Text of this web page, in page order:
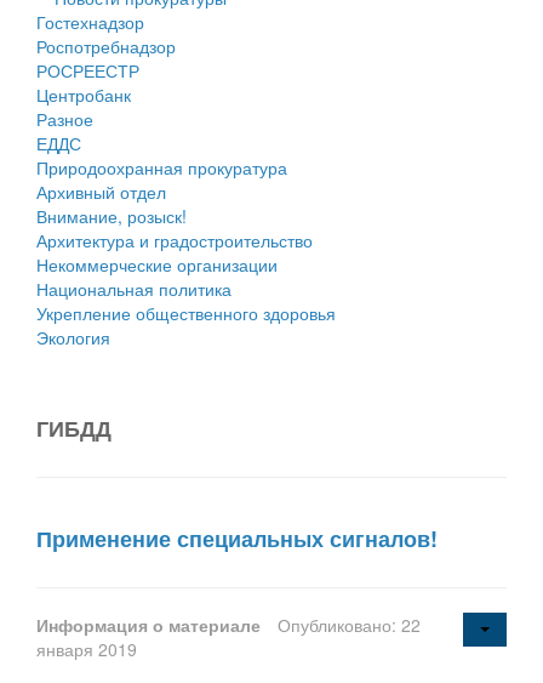
Собрание депутатов
Городское поселение
Сельские поселения
Гостехнадзор
Роспотребнадзор
РОСРЕЕСТР
Центробанк
Разное
ЕДДС
Природоохранная прокуратура
Архивный отдел
Внимание, розыск!
Архитектура и градостроительство
Некоммерческие организации
Национальная политика
Укрепление общественного здоровья
Экология
ГИБДД
Применение специальных сигналов!
Информация о материале
Опубликовано: 22
января 2019